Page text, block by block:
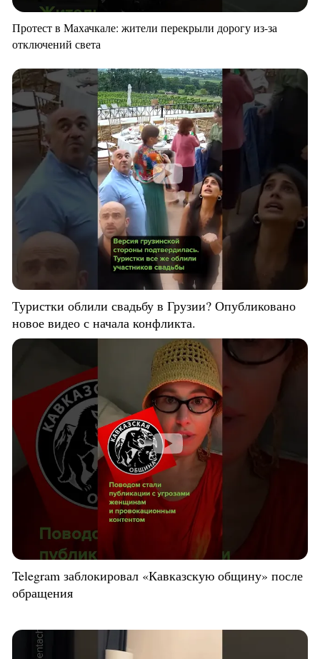
Протест в Махачкале: жители перекрыли дорогу из-за
отключений света
Туристки облили свадьбу в Грузии? Опубликовано
новое видео с начала конфликта.
Telegram заблокировал «Кавказскую общину» после
обращения